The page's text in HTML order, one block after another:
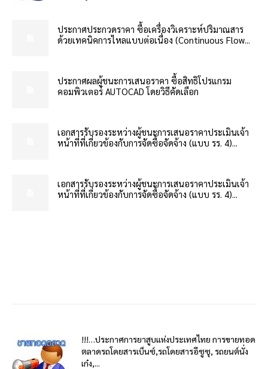
ประกาศประกวดราคา ซื้อเครื่องวิเคราะห์ปริมาณสาร
ด้วยเทคนิคการไหลแบบต่อเนื่อง (Continuous Flow...
ประกาศผลผู้ชนะการเสนอราคา ซื้อสิทธิโปรแกรม
คอมพิวเตอร์ AUTOCAD โดยวิธีคัดเลือก
เอกสารรับรองระหว่างผู้ชนะการเสนอราคาประเมินเจ้า
หน้าที่ที่เกี่ยวข้องกับการจัดซื้อจัดจ้าง (แบบ รร. 4)...
เอกสารรับรองระหว่างผู้ชนะการเสนอราคาประเมินเจ้า
หน้าที่ที่เกี่ยวข้องกับการจัดซื้อจัดจ้าง (แบบ รร. 4)...
!!!…ประกาศการยาสูบแห่งประเทศไทย การขายทอด
ตลาดรถโดยสารเบ็นซ์,รถโดยสารอีซูซุ, รถยนต์นั่ง
เก๋ง,...